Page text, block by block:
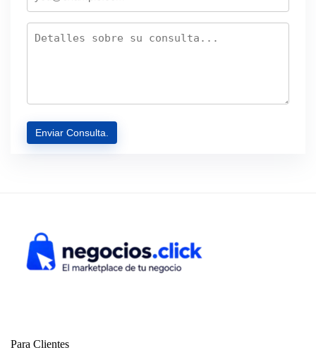
Para Clientes